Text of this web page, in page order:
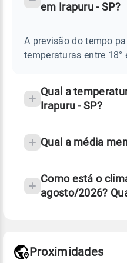
IRAPURU
Perguntas
sobre
chuva
temperatura
em Irapuru - SP?
A previsão do tempo
temperaturas entre 18°
Qual a
Irapuru - SP?
Qual a média
Como está o
agosto/2026?
Proximidades